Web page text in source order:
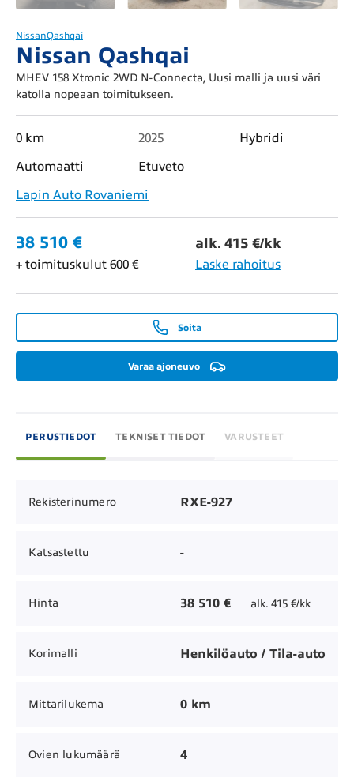
NissanQashqai
Nissan Qashqai
MHEV 158 Xtronic 2WD N-Connecta, Uusi malli ja uusi väri
katolla nopeaan toimitukseen.
0 km 2025
Hybridi
Automaatti
Etuveto
Lapin Auto Rovaniemi
38 510 € alk. 415 €/kk
+ toimituskulut 600 € Laske rahoitus
Soita
Varaa ajoneuvo
PERUSTIEDOT TEKNISET TIEDOT VARUSTEET
Rekisterinumero RXE-927
Katsastettu -
Hinta 38 510 € alk. 415 €/kk
Korimalli Henkilöauto / Tila-auto
Mittarilukema 0 km
Ovien lukumäärä 4